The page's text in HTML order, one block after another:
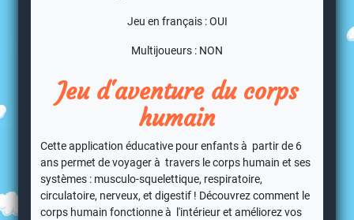
Jeu en français : OUI
Multijoueurs : NON
Jeu d'aventure du corps
humain
Cette application éducative pour enfants à partir de 6
ans permet de voyager à travers le corps humain et ses
systèmes : musculo-squelettique, respiratoire,
circulatoire, nerveux, et digestif ! Découvrez comment le
corps humain fonctionne à l'intérieur et améliorez vos